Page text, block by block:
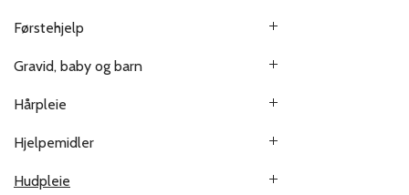
Førstehjelp
Gravid, baby og barn
Hårpleie
Hjelpemidler
Hudpleie